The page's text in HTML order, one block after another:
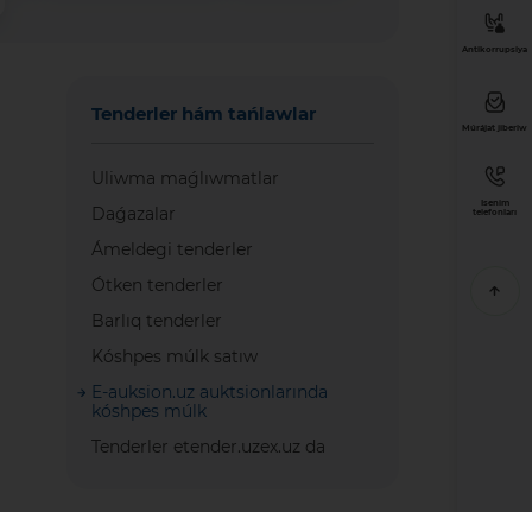
Tenderler hám tańlawlar
Uliwma maǵlıwmatlar
Daǵazalar
Ámeldegi tenderler
Ótken tenderler
Barlıq tenderler
Kóshpes múlk satıw
E-auksion.uz auktsionlarında
kóshpes múlk
Tenderler etender.uzex.uz da
Antikorrupsiya
Múrájat jiberiw
Isenim
telefonları